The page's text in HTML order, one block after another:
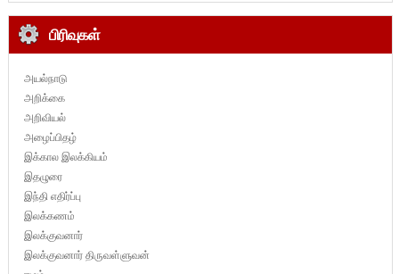
பிரிவுகள்
அயல்நாடு
அறிக்கை
அறிவியல்
அழைப்பிதழ்
இக்கால இலக்கியம்
இதழுரை
இந்தி எதிர்ப்பு
இலக்கணம்
இலக்குவனார்
இலக்குவனார் திருவள்ளுவன்